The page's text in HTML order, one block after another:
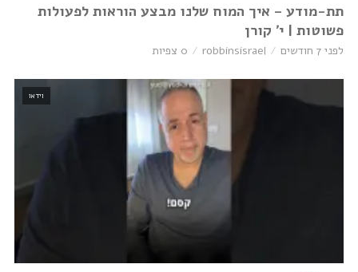
תת-מודע – איך המוח שלנו מבצע הוראות לפעולות
פשוטות | י׳ קורן
לפני 7 חודשים robbinsisrael 0 צפיות
וידאו